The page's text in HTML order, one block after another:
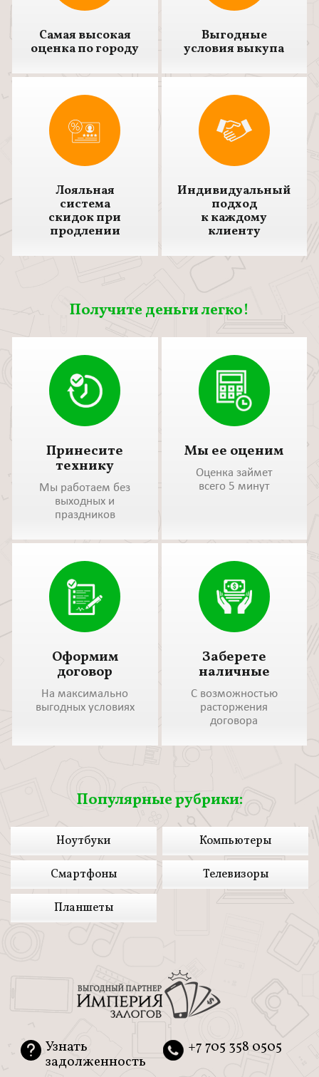
Самая высокая
оценка по городу
Выгодные
условия выкупа
Лояльная
система
скидок при
продлении
Индивидуальный
подход
к каждому
клиенту
Получите деньги легко!
Принесите
технику
Мы работаем без
выходных и
праздников
Мы ее оценим
Оценка займет
всего 5 минут
Оформим
договор
На максимально
выгодных условиях
Заберете
наличные
С возможностью
расторжения
договора
Популярные рубрики:
Ноутбуки Компьютеры
Смартфоны Телевизоры
Планшеты
Узнать
задолженность
+7 705 358 0505